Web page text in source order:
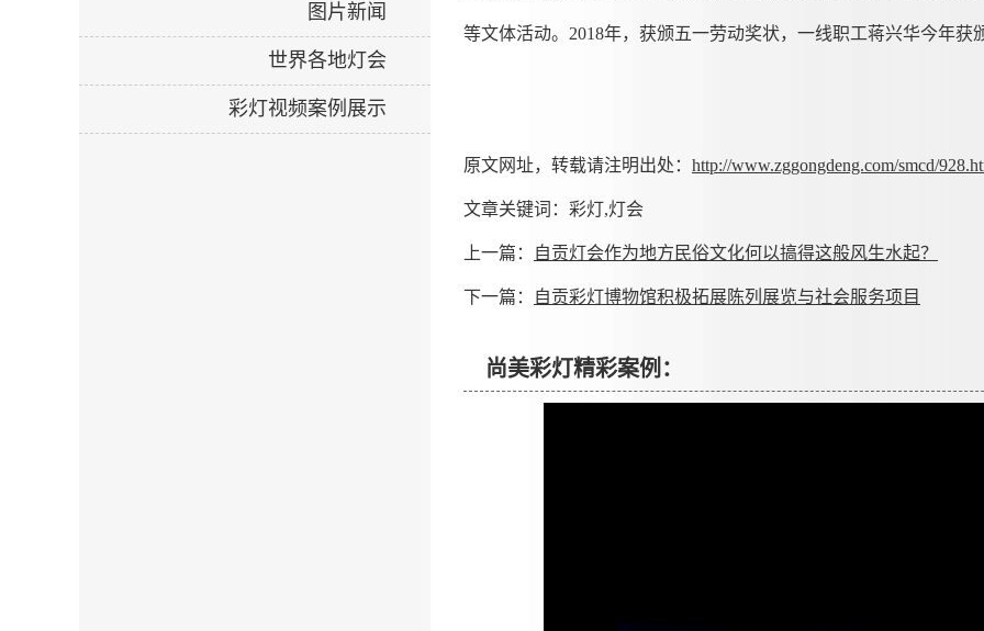
等文体活动。2018年，获颁五一劳动奖状，一线职工蒋兴华今年获
原文网址，转载请注明出处： http://www.zggongdeng.com/smcd/
文章关键词：彩灯,灯会
上一篇： 自贡灯会作为地方民俗文化何以搞得这般风生水起？
下一篇： 自贡彩灯博物馆积极拓展陈列展览与社会服务项目
尚美彩灯精彩案例：
图片新闻
世界各地灯会
彩灯视频案例展示